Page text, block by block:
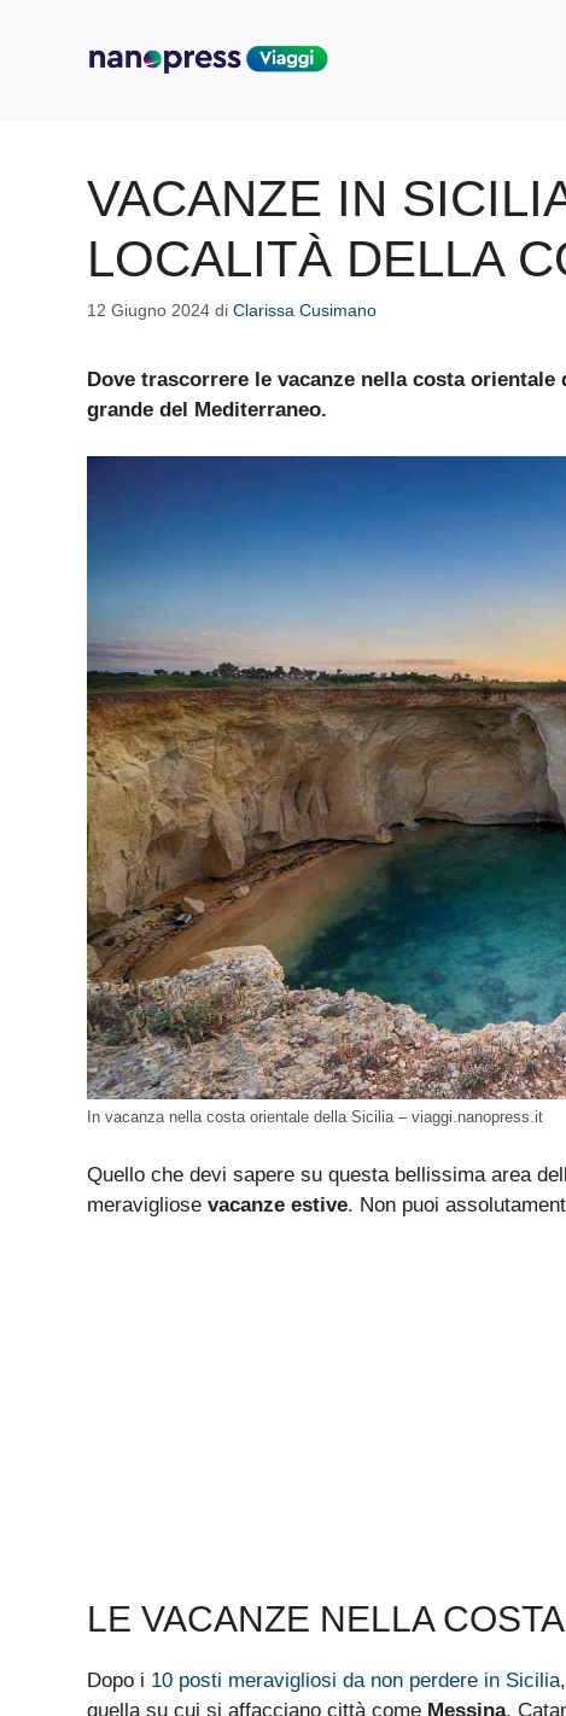
VACANZE IN
LOCALITÀ DELLA
12 Giugno 2024 di Clarissa Cusimano
Dove trascorrere le vacanze nella costa
grande del Mediterraneo.
In vacanza nella costa orientale della Sicilia – viaggi.nanopress.it
Quello che devi sapere su questa bellissima area
meravigliose vacanze estive. Non puoi
LE VACANZE NELLA
Dopo i 10 posti meravigliosi da non perdere in Sicilia
quella su cui si affacciano città come Messina,